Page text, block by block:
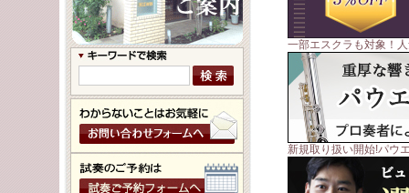
一部エスクラも対象！
新規取り扱い開始!パウ